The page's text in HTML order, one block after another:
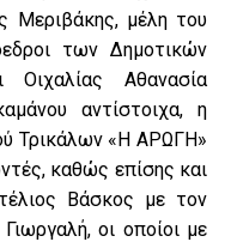
Μεριβάκης, μέλη του
των Δημοτικών
Οιχαλίας Αθανασία
αντίστοιχα, η
Τρικάλων «Η ΑΡΩΓΗ»
καθώς επίσης και
Βάσκος με τον
οι οποίοι με